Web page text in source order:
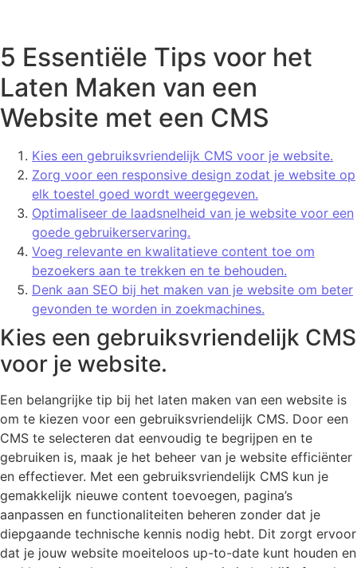
5 Essentiële Tips voor het
Laten Maken van een
Website met een CMS
Kies een gebruiksvriendelijk CMS voor je website.
Zorg voor een responsive design zodat je website op
elk toestel goed wordt weergegeven.
Optimaliseer de laadsnelheid van je website voor een
goede gebruikerservaring.
Voeg relevante en kwalitatieve content toe om
bezoekers aan te trekken en te behouden.
Denk aan SEO bij het maken van je website om beter
gevonden te worden in zoekmachines.
Kies een gebruiksvriendelijk CMS
voor je website.
Een belangrijke tip bij het laten maken van een website is
om te kiezen voor een gebruiksvriendelijk CMS. Door een
CMS te selecteren dat eenvoudig te begrijpen en te
gebruiken is, maak je het beheer van je website efficiënter
en effectiever. Met een gebruiksvriendelijk CMS kun je
gemakkelijk nieuwe content toevoegen, pagina’s
aanpassen en functionaliteiten beheren zonder dat je
diepgaande technische kennis nodig hebt. Dit zorgt ervoor
dat je jouw website moeiteloos up-to-date kunt houden en